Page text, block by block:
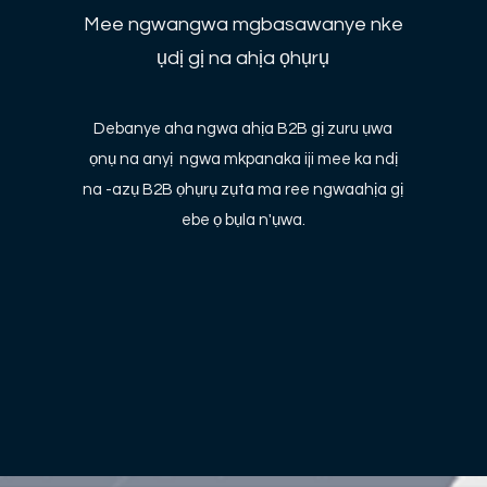
Mee ngwangwa mgbasawanye nke
ụdị gị na ahịa ọhụrụ
Debanye aha ngwa ahịa B2B gị zuru ụwa
ọnụ na anyị ngwa mkpanaka iji mee ka ndị
na -azụ B2B ọhụrụ zụta ma ree ngwaahịa gị
ebe ọ bụla n'ụwa.